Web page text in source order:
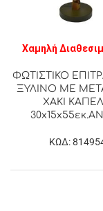
Χαμηλή
ΦΩΤΙΣΤΙΚΟ
ΞΥΛΙΝΟ ΜΕ
ΧΑΚΙ
ΚΩΔ: